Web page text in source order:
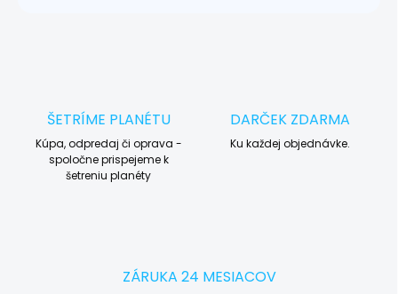
ŠETRÍME PLANÉTU
Kúpa, odpredaj či oprava -
spoločne prispejeme k
šetreniu planéty
DARČEK ZDARMA
Ku každej objednávke.
ZÁRUKA 24 MESIACOV